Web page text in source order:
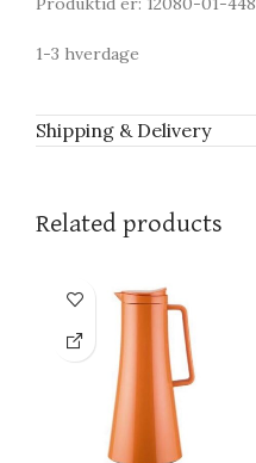
1-3 hverdage
Shipping & Delivery
Related products